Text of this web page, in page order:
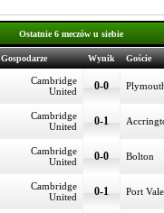
Ostatnie 6 meczów u siebie
Gospodarze Wynik Goście
Cambridge
United
0-0
Cambridge
United
0-1
Cambridge
United
0-0 Bolton
Cambridge
United
0-1 Port Vale